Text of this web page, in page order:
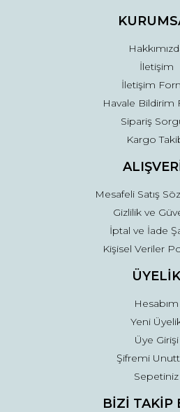
Ürün fiyatı diğer sitelerden daha
Gönder
İletişim
İletişim
Havale Bildirim
Sipariş
Kargo
Mesafeli Satış
Gizlilik ve
İptal ve İade
Kişisel Veriler
ÜYELİK
Hesabım
Yeni
Üye Girişi
Şifremi
Sepetiniz
BİZİ TAKİP